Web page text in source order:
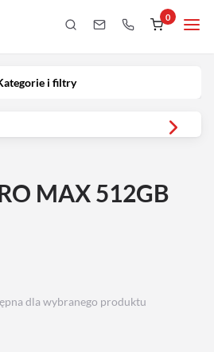
0
i filtry
MAX 512GB
dla wybranego produktu